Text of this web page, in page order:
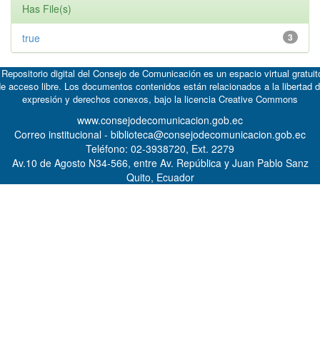
Has File(s)
3
true
digital del Consejo de Comunicación es un espacio virtual
acceso libre. Los documentos contenidos están relacionados a la libertad
expresión y derechos conexos, bajo la licencia Creative Commons
www.consejodecomunicacion.gob.ec
Correo institucional - biblioteca@consejodecomunicacion.gob.ec
Teléfono: 02-3938720, Ext. 2279
Av.10 de Agosto N34-566, entre Av. República y Juan Pablo Sanz
Quito, Ecuador